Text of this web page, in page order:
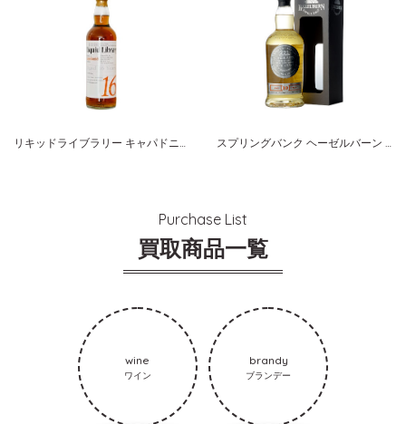
リキッドライブラリー キャパドニック １６年 スプリングバンク ヘーゼルバーン １０年
Purchase List
買取商品一覧
wine
ワイン
brandy
ブランデー